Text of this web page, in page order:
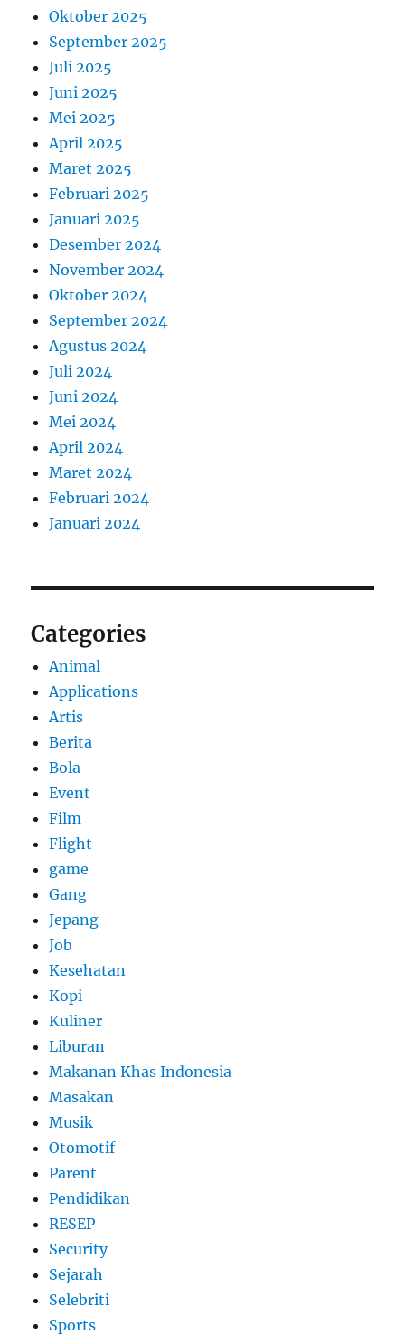
Oktober 2025
September 2025
Juli 2025
Juni 2025
Mei 2025
April 2025
Maret 2025
Februari 2025
Januari 2025
Desember 2024
November 2024
Oktober 2024
September 2024
Agustus 2024
Juli 2024
Juni 2024
Mei 2024
April 2024
Maret 2024
Februari 2024
Januari 2024
Categories
Animal
Applications
Artis
Berita
Bola
Event
Film
Flight
game
Gang
Jepang
Job
Kesehatan
Kopi
Kuliner
Liburan
Makanan Khas Indonesia
Masakan
Musik
Otomotif
Parent
Pendidikan
RESEP
Security
Sejarah
Selebriti
Sports